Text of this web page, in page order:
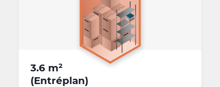
3.6 m²
(Entréplan)